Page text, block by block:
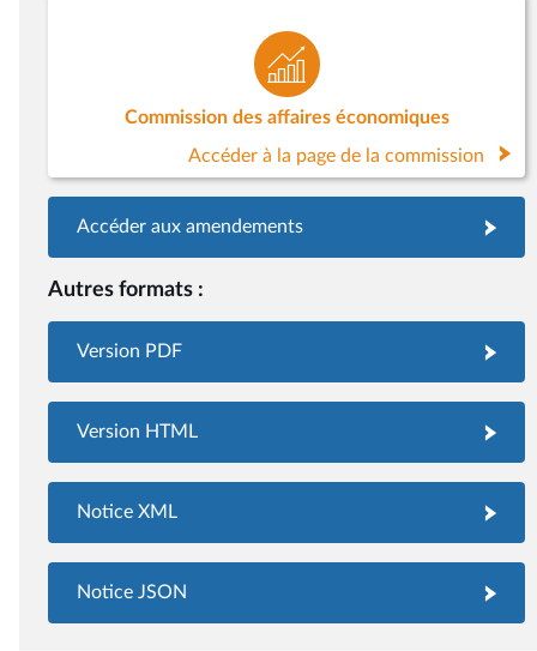
Commission des affaires économiques
Accéder à la page de la commission
Accéder aux amendements
Autres formats :
Version PDF
Version HTML
Notice XML
Notice JSON